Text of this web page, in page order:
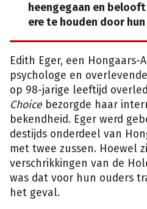
heengegaan en
ere te houden door
Edith Eger, een Hongaars-
psychologe en
op 98-jarige leeftijd
Choice bezorgde haar
bekendheid. Eger werd
destijds onderdeel van
met twee zussen. Hoewel
verschrikkingen van de
was dat voor hun ouders
het geval.